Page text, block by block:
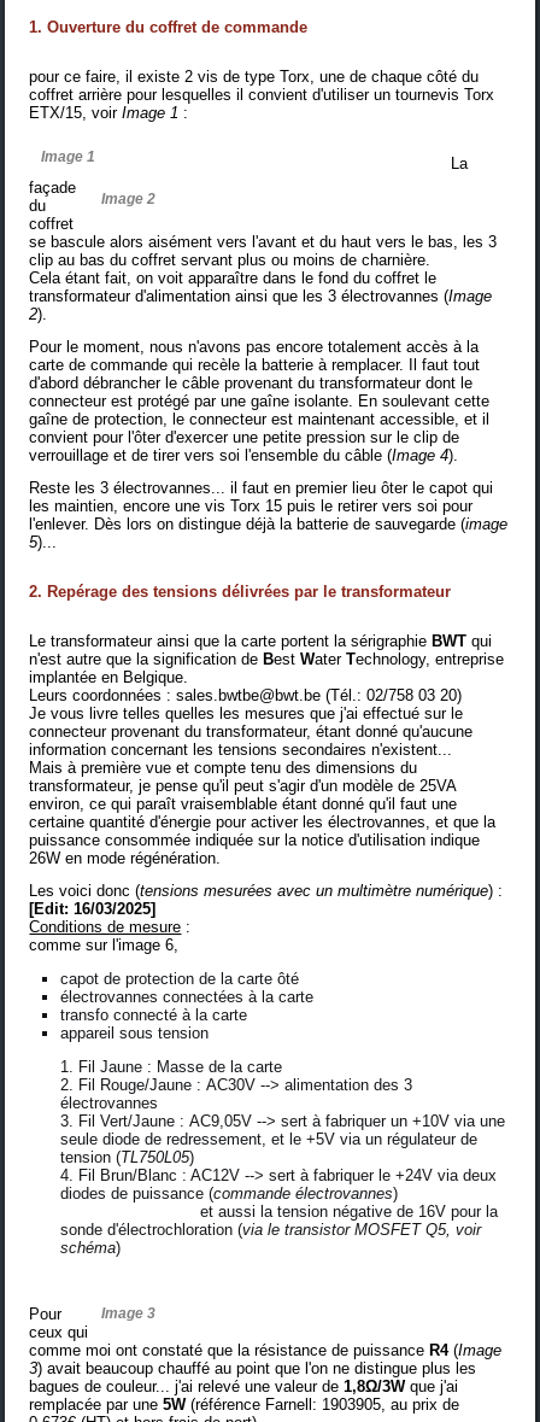
1. Ouverture du coffret de commande
pour ce faire, il existe 2 vis de type Torx, une de chaque côté du
coffret arrière pour lesquelles il convient d'utiliser un tournevis Torx
ETX/15, voirImage 1 :
Image 1
Image 2
La
façade
du
coffret
se bascule alors aisément vers l'avant et du haut vers le bas, les 3
clip au bas du coffret servant plus ou moins de charnière.
Cela étant fait, on voit apparaître dans le fond du coffret le
transformateur d'alimentation ainsi que les 3 électrovannes (Image
2).
Pour le moment, nous n'avons pas encore totalement accès à la
carte de commande qui recèle la batterie à remplacer. Il faut tout
d'abord débrancher le câble provenant du transformateur dont le
connecteur est protégé par une gaîne isolante. En soulevant cette
gaîne de protection, le connecteur est maintenant accessible, et il
convient pour l'ôter d'exercer une petite pression sur le clip de
verrouillage et de tirer vers soi l'ensemble du câble (Image 4).
Reste les 3 électrovannes... il faut en premier lieu ôter le capot qui
les maintien, encore une vis Torx 15 puis le retirer vers soi pour
l'enlever. Dès lors on distingue déjà la batterie de sauvegarde (image
5)...
2. Repérage des tensions délivrées par le transformateur
Le transformateur ainsi que la carte portent la sérigraphie BWT qui
n'est autre que la signification de BestWaterTechnology, entreprise
implantée en Belgique.
Leurs coordonnées :sales.bwtbe@bwt.be(Tél.: 02/758 03 20)
Je vous livre telles quelles les mesures que j'ai effectué sur le
connecteur provenant du transformateur, étant donné qu'aucune
information concernant les tensions secondaires n'existent...
Mais à première vue et compte tenu des dimensions du
transformateur, je pense qu'il peut s'agir d'un modèle de 25VA
environ, ce qui paraît vraisemblable étant donné qu'il faut une
certaine quantité d'énergie pour activer les électrovannes, et que la
puissance consommée indiquée sur la notice d'utilisation indique
26W en mode régénération.
Les voici donc (tensions mesurées avec unmultimètre numérique) :
[Edit: 16/03/2025]
Conditions de mesure :
comme sur l'image 6,
capot de protection de la carte ôté
électrovannes connectées à la carte
transfo connecté à la carte
appareil sous tension
Fil Jaune : Masse de la carte
Fil Rouge/Jaune : AC30V --> alimentation des 3
électrovannes
Fil Vert/Jaune : AC9,05V --> sert à fabriquer un +10V via une
seule diode de redressement, et le +5V via un régulateur de
tension (TL750L05)
Fil Brun/Blanc : AC12V --> sert à fabriquer le +24V via deux
diodes de puissance (commande électrovannes)
et aussi la tension négative de 16V pour la
sonde d'électrochloration (via le transistor MOSFET Q5, voir
schéma)
Image 3
Pour
ceux qui
comme moi ont constaté que la résistance de puissance R4(Image
3) avait beaucoup chauffé au point que l'on ne distingue plus les
bagues de couleur... j'ai relevé une valeur de1,8Ω/3Wque j'ai
remplacée par une5W(référence Farnell: 1903905, au prix de